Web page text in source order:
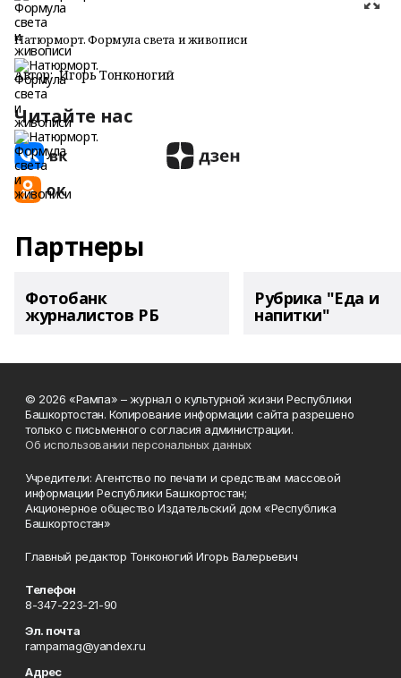
Натюрморт. Формула света и живописи
Автор: Игорь Тонконогий
Читайте нас
Партнеры
Фотобанк
журналистов РБ
Рубрика "Еда и
напитки"
© 2026 «Рампа» – журнал о культурной жизни Республики
Башкортостан. Копирование информации сайта разрешено
только с письменного согласия администрации.
Об использовании персональных данных
Учредители: Агентство по печати и средствам массовой
информации Республики Башкортостан;
Акционерное общество Издательский дом «Республика
Башкортостан»
Главный редактор Тонконогий Игорь Валерьевич
Телефон
8-347-223-21-90
Эл. почта
rampamag@yandex.ru
Адрес